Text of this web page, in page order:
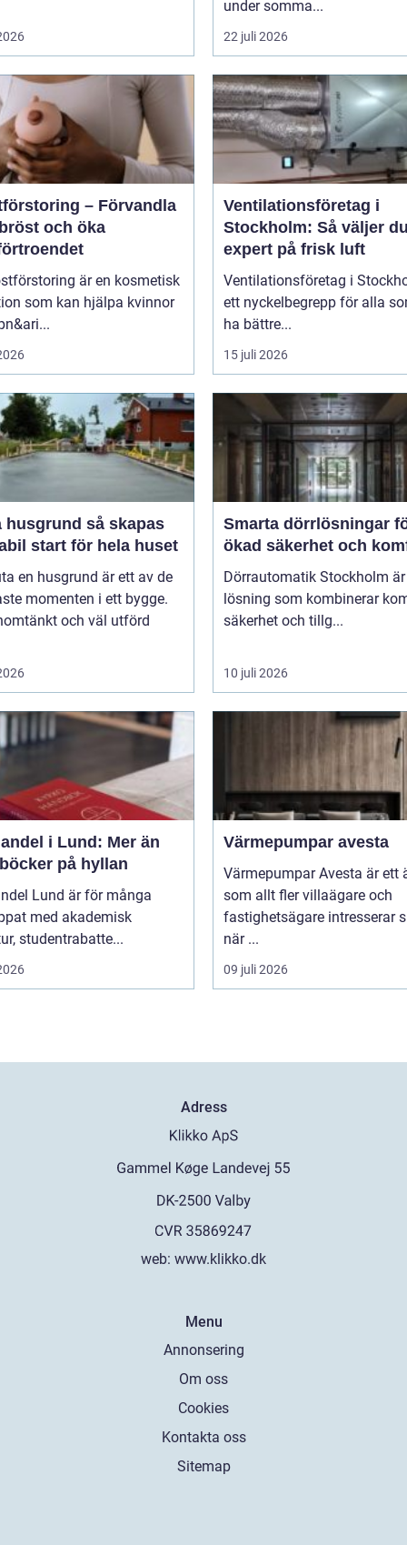
under somma...
22 juli 2026
– Förvandla
och öka
är en kosmetisk
som kan hjälpa kvinnor
Ventilationsföretag i
Stockholm: Så väljer
expert på frisk luft
Ventilationsföretag i
ett nyckelbegrepp för alla
ha bättre...
15 juli 2026
så skapas
start för hela huset
en husgrund är ett av de
momenten i ett bygge.
och väl utförd
Smarta dörrlösningar
ökad säkerhet och
Dörrautomatik Stockholm
lösning som kombinerar
säkerhet och tillg...
10 juli 2026
i Lund: Mer än
på hyllan
Lund är för många
med akademisk
studentrabatte...
Värmepumpar avesta
Värmepumpar Avesta är ett
som allt fler villaägare och
fastighetsägare intresserar
när ...
09 juli 2026
Adress
web: www.klikko.dk
Menu
Annonsering
Om oss
Cookies
Kontakta oss
Sitemap